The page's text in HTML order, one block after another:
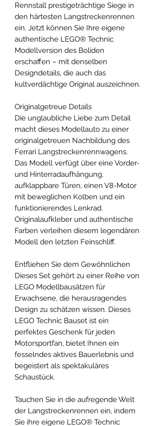
Rennstall prestigeträchtige Siege in
den härtesten Langstreckenrennen
ein. Jetzt können Sie Ihre eigene
authentische LEGO® Technic
Modellversion des Boliden
erschaffen – mit denselben
Designdetails, die auch das
kultverdächtige Original auszeichnen.
Originalgetreue Details
Die unglaubliche Liebe zum Detail
macht dieses Modellauto zu einer
originalgetreuen Nachbildung des
Ferrari Langstreckenrennwagens.
Das Modell verfügt über eine Vorder-
und Hinterradaufhängung,
aufklappbare Türen, einen V8-Motor
mit beweglichen Kolben und ein
funktionierendes Lenkrad.
Originalaufkleber und authentische
Farben verleihen diesem legendären
Modell den letzten Feinschliff.
Entfliehen Sie dem Gewöhnlichen
Dieses Set gehört zu einer Reihe von
LEGO Modellbausätzen für
Erwachsene, die herausragendes
Design zu schätzen wissen. Dieses
LEGO Technic Bauset ist ein
perfektes Geschenk für jeden
Motorsportfan, bietet Ihnen ein
fesselndes aktives Bauerlebnis und
begeistert als spektakuläres
Schaustück.
Tauchen Sie in die aufregende Welt
der Langstreckenrennen ein, indem
Sie ihre eigene LEGO® Technic